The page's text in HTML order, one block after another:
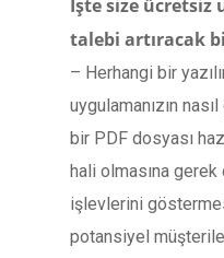
İşte size
talebi artıracak
– Herhangi bir
uygulamanızın
bir PDF dosyası
hali olmasına gerek
işlevlerini
potansiyel